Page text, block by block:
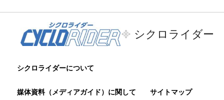
シクロライダー
シクロライダーについて
媒体資料（メディアガイド）に関して サイトマップ